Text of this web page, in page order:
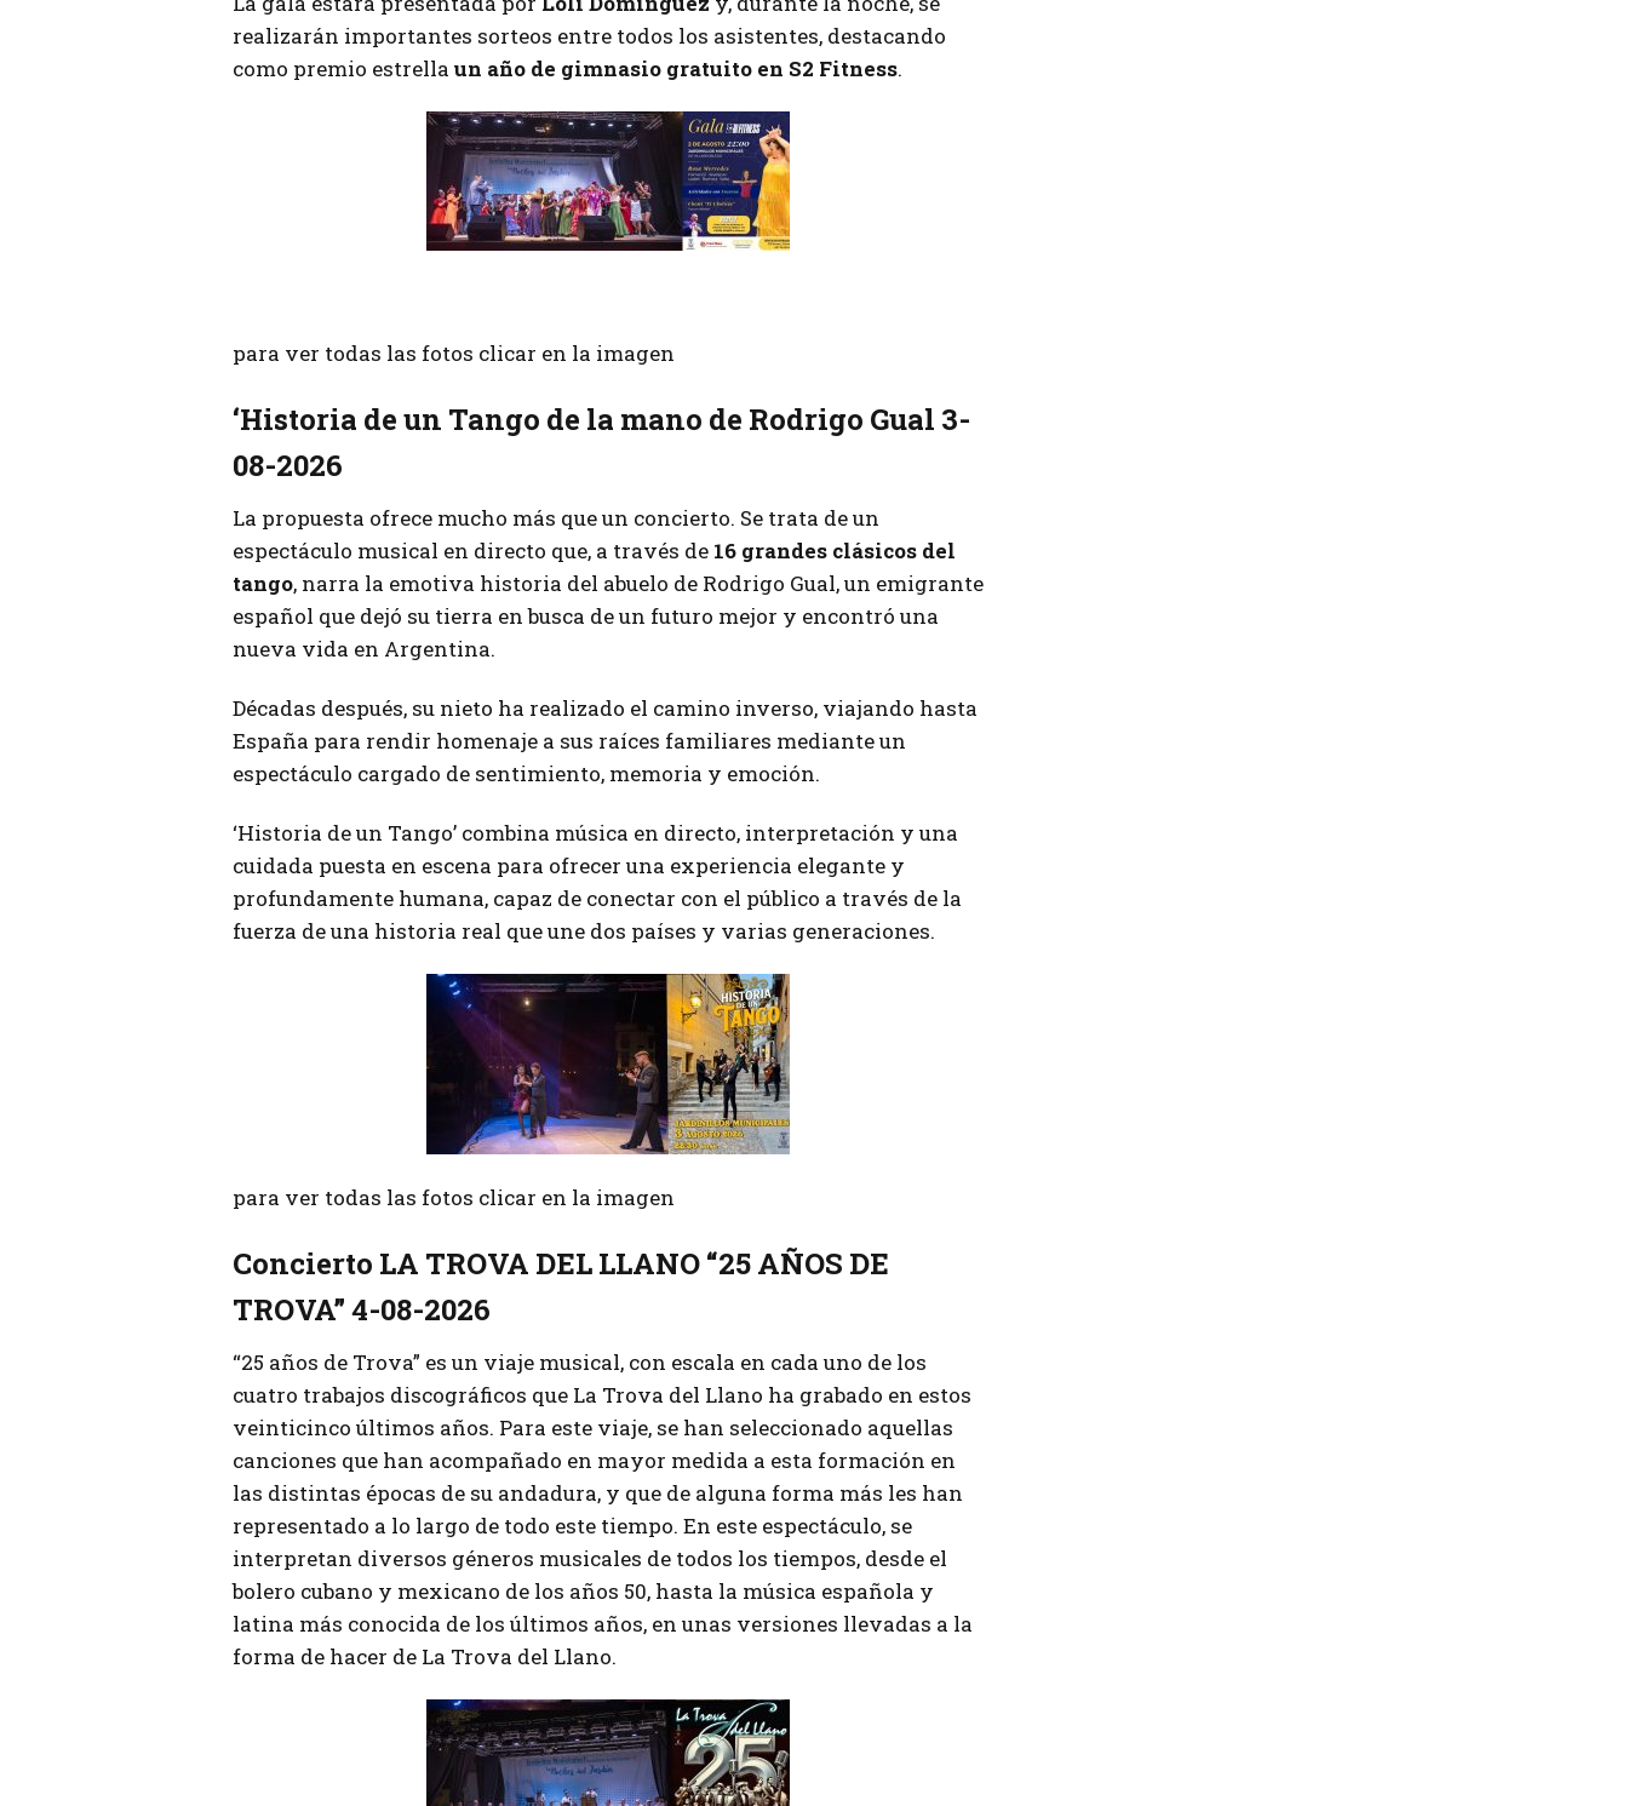
realizarán importantes sorteos entre todos los asistentes, destacando
como premio estrella un año de gimnasio gratuito en S2 Fitness.
para ver todas las fotos clicar en la imagen
‘Historia de un Tango de la mano de Rodrigo Gual 3-
08-2026
La propuesta ofrece mucho más que un concierto. Se trata de un
espectáculo musical en directo que, a través de 16 grandes clásicos del
tango, narra la emotiva historia del abuelo de Rodrigo Gual, un emigrante
español que dejó su tierra en busca de un futuro mejor y encontró una
nueva vida en Argentina.
Décadas después, su nieto ha realizado el camino inverso, viajando hasta
España para rendir homenaje a sus raíces familiares mediante un
espectáculo cargado de sentimiento, memoria y emoción.
‘Historia de un Tango’ combina música en directo, interpretación y una
cuidada puesta en escena para ofrecer una experiencia elegante y
profundamente humana, capaz de conectar con el público a través de la
fuerza de una historia real que une dos países y varias generaciones.
para ver todas las fotos clicar en la imagen
Concierto LA TROVA DEL LLANO “25 AÑOS DE
TROVA” 4-08-2026
“25 años de Trova” es un viaje musical, con escala en cada uno de los
cuatro trabajos discográficos que La Trova del Llano ha grabado en estos
veinticinco últimos años. Para este viaje, se han seleccionado aquellas
canciones que han acompañado en mayor medida a esta formación en
las distintas épocas de su andadura, y que de alguna forma más les han
representado a lo largo de todo este tiempo. En este espectáculo, se
interpretan diversos géneros musicales de todos los tiempos, desde el
bolero cubano y mexicano de los años 50, hasta la música española y
latina más conocida de los últimos años, en unas versiones llevadas a la
forma de hacer de La Trova del Llano.